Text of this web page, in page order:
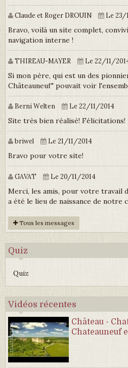
Claude et Roger DROUIN Le 23/
Bravo, voilà un site complet,
navigation interne !
THIREAU-MAYER Le 22/11/
Si mon père, qui est un des
Châteauneuf" pouvait voir
Berni Welten Le 22/11/2014
Site très bien réalisé! Félicitations!
briwel Le 21/11/2014
Bravo pour votre site!
GAVAT Le 20/11/2014
Merci, les amis, pour votre travail
a été le lieu de naissance de notre
Tous les messages
Quiz
Quiz
Vidéos récentes
Château -
Chateauneuf